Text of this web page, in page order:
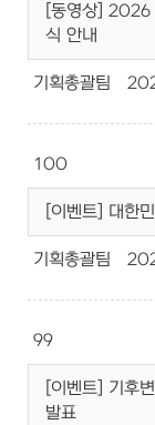
[동영상] 2026
식 안내
기획총괄팀
100
[이벤트] 대한
기획총괄팀
99
[이벤트] 기후
발표